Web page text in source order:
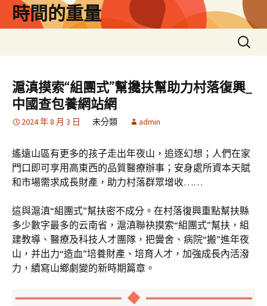
時間的重量
搜
尋
鍵
字:
滬滇摸索“組團式”幫攙扶幫助力村落復興_
中國查包養網站網
2024 年 8 月 3 日 未分類 admin
遙遠山區有更多的孩子走出年夜山，追逐幻想；人們在家
門口即可享用高東西的品質醫療辦事；安身處所資本天賦
和市場需求成長財產，助力村落群眾增收……
這與滬滇“組團式”幫扶密不成分。在村落復興重點幫扶縣
多少數字最多的云南省，滬滇聯袂摸索“組團式”幫扶，組
建教導、醫療及科技人才團隊，把黌舍、病院“搬”進年夜
山，并出力“造血”培養財產、培育人才，加強成長內活潑
力，續寫山鄉劇變的新時期篇章。